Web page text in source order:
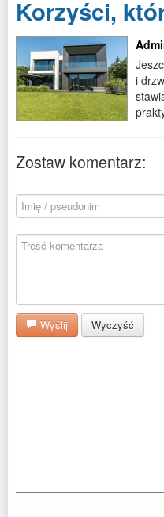
Korzyści,
i
Zostaw komentarz:
Wyślij Wyczyść